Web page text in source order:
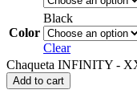
Color
Black
Clear
Chaqueta INFINITY -
Add to cart